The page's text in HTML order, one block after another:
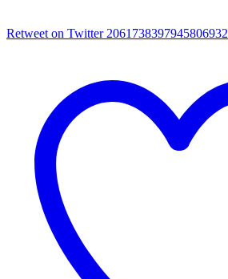
Retweet on Twitter 2061738397945806932